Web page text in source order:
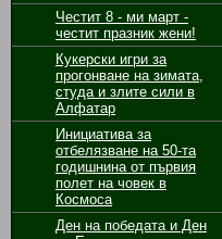
Честит 8 - ми март -
честит празник жени!
Кукерски игри за
прогонване на зимата,
студа и злите сили в
Алфатар
Инициатива за
отбелязване на 50-та
годишнина от първия
полет на човек в
Космоса
Ден на победата и Ден